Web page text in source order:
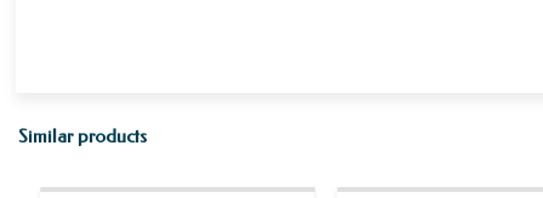
Similar products